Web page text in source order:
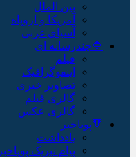
بین الملل
آمریکا و اروپاه
آسیای غربی
🔷چندرسانه ای
فیلم
اینفوگرافیک
تصاویر خبری
گالری فیلم
گالری عکس
🔻پویاخبر
یادداشت
پیام تبریک پویاخبر